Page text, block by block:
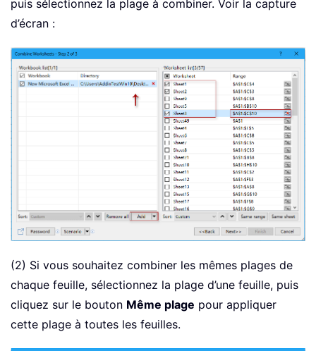
puis sélectionnez la plage à combiner. Voir la capture
d’écran :
(2) Si vous souhaitez combiner les mêmes plages de
chaque feuille, sélectionnez la plage d’une feuille, puis
cliquez sur le bouton Même plage pour appliquer
cette plage à toutes les feuilles.